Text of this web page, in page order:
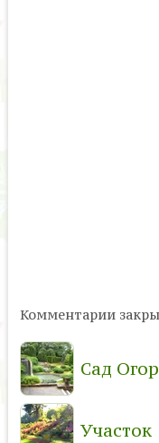
Комментарии
Сад
Участок